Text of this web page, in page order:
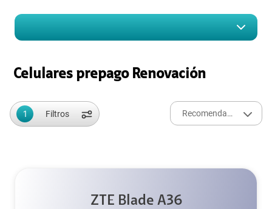
Celulares prepago Renovación
1 Filtros Recomendados
ZTE Blade A36